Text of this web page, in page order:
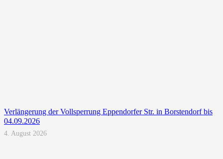
Verlängerung der Vollsperrung Eppendorfer Str. in Borstendorf bis
04.09.2026
4. August 2026